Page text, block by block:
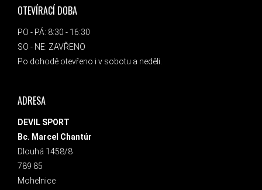
OTEVÍRACÍ DOBA
PO - PÁ: 8:30 - 16:30
SO - NE: ZAVŘENO
Po dohodě otevřeno i v sobotu a neděli.
ADRESA
DEVIL SPORT
Bc. Marcel Chantúr
Dlouhá 1458/8
789 85
Mohelnice